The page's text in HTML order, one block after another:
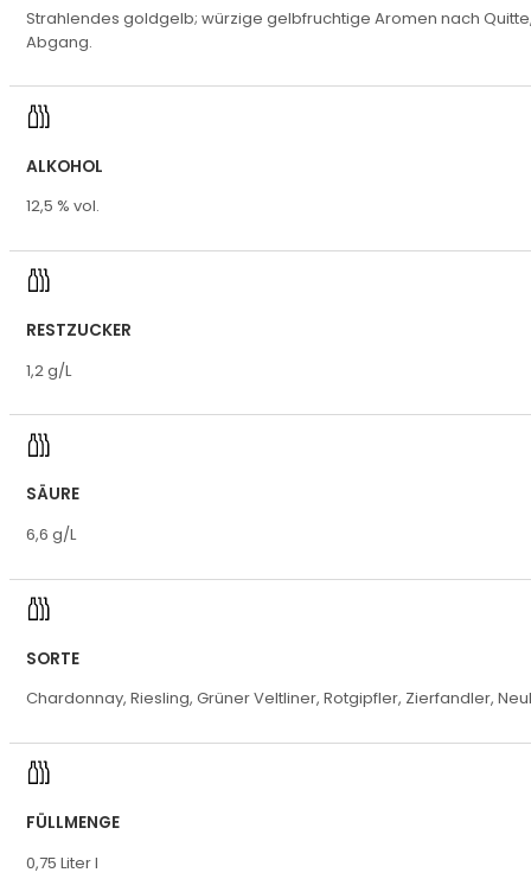
Strahlendes goldgelb; würzige gelbfruchtige Aromen nach
Abgang.
ALKOHOL
12,5 % vol.
RESTZUCKER
1,2 g/L
SÄURE
6,6 g/L
SORTE
Chardonnay, Riesling, Grüner Veltliner, Rotgipfler, Zierfandler,
FÜLLMENGE
0,75 Liter l